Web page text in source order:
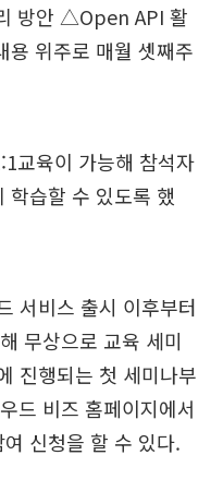
방안 △Open API 활
용 위주로 매월 셋째주
교육이 가능해 참석자
학습할 수 있도록 했
서비스 출시 이후부터
무상으로 교육 세미
진행되는 첫 세미나부
드 비즈 홈페이지에서
신청을 할 수 있다.